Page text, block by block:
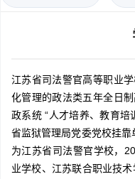
江苏省司法警官高等职业
化管理的政法类五年全日
政系统 “人才培养、教育培
省监狱管理局党委党校挂
为江苏省司法警官学校，
业学校、江苏联合职业技